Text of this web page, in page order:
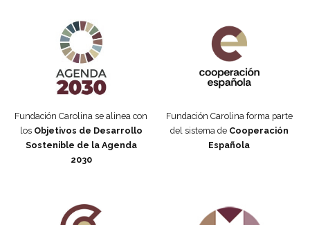
Fundación Carolina se alinea con
los Objetivos de Desarrollo
Sostenible de la Agenda
2030
Fundación Carolina forma parte
del sistema de Cooperación
Española